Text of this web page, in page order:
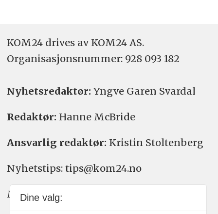
KOM24 drives av KOM24 AS.
Organisasjons­nummer: 928 093 182
Nyhetsredaktør: Yngve Garen Svardal
Redaktør: Hanne McBride
Ansvarlig redaktør: Kristin Stoltenberg
Nyhetstips: tips@kom24.no
Meninger: meninger@kom24.no
Dine valg: